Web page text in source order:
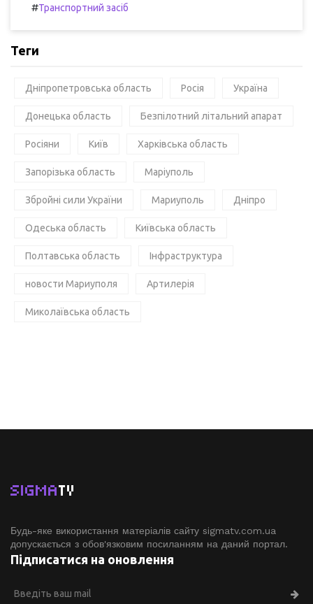
#Транспортний засіб
Теги
Дніпропетровська область Росія Україна
Донецька область Безпілотний літальний апарат
Росіяни Київ Харківська область
Запорізька область Маріуполь
Збройні сили України Мариуполь Дніпро
Одеська область Київська область
Полтавська область Інфраструктура
новости Мариуполя Артилерія
Миколаївська область
SIGMATV
Будь-яке використання матеріалів сайту sigmatv.com.ua
допускається з обов'язковим посиланням на даний портал.
Підписатися на оновлення